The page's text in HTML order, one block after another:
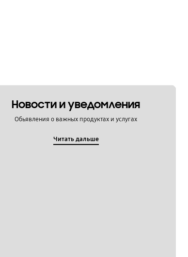
Новости и уведомления
Обьявления о важных продуктах и услугах
Читать дальше